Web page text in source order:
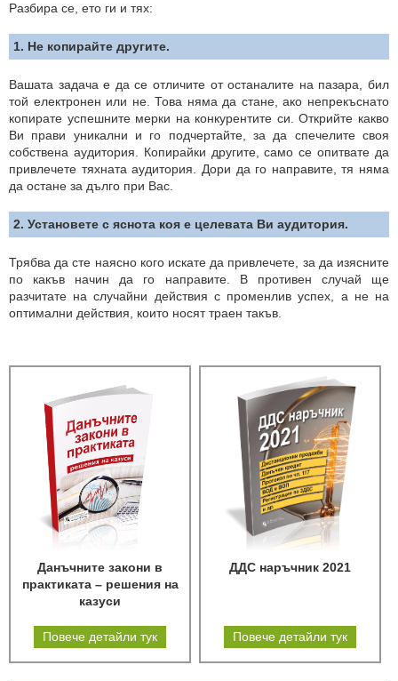
Разбира се, ето ги и тях:
1. Не копирайте другите.
Вашата задача е да се отличите от останалите на пазара, бил
той електронен или не. Това няма да стане, ако непрекъснато
копирате успешните мерки на конкурентите си. Открийте какво
Ви прави уникални и го подчертайте, за да спечелите своя
собствена аудитория. Копирайки другите, само се опитвате да
привлечете тяхната аудитория. Дори да го направите, тя няма
да остане за дълго при Вас.
2. Установете с яснота коя е целевата Ви аудитория.
Трябва да сте наясно кого искате да привлечете, за да изясните
по какъв начин да го направите. В противен случай ще
разчитате на случайни действия с променлив успех, а не на
оптимални действия, които носят траен такъв.
Данъчните закони в
практиката – решения на
казуси
Повече детайли тук
ДДС наръчник 2021
Повече детайли тук